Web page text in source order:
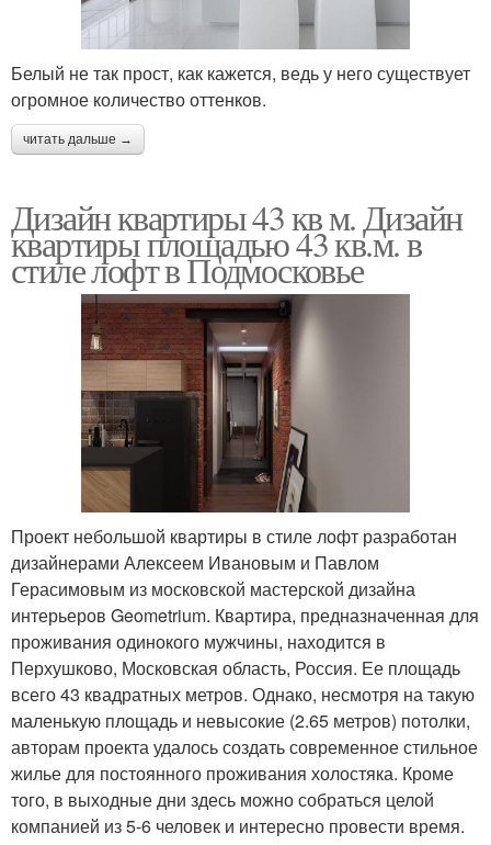
Белый не так прост, как кажется, ведь у него существует
огромное количество оттенков.
читать дальше →
Дизайн квартиры 43 кв м. Дизайн
квартиры площадью 43 кв.м. в
стиле лофт в Подмосковье
Проект небольшой квартиры в стиле лофт разработан
дизайнерами Алексеем Ивановым и Павлом
Герасимовым из московской мастерской дизайна
интерьеров Geometrium. Квартира, предназначенная для
проживания одинокого мужчины, находится в
Перхушково, Московская область, Россия. Ее площадь
всего 43 квадратных метров. Однако, несмотря на такую
маленькую площадь и невысокие (2.65 метров) потолки,
авторам проекта удалось создать современное стильное
жилье для постоянного проживания холостяка. Кроме
того, в выходные дни здесь можно собраться целой
компанией из 5-6 человек и интересно провести время.